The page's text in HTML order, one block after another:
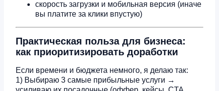
скорость загрузки и мобильная версия (иначе
вы платите за клики впустую)
Практическая польза для бизнеса:
как приоритизировать доработки
Если времени и бюджета немного, я делаю так:
1) Выбираю 3 самые прибыльные услуги →